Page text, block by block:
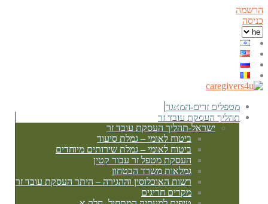
הרשמה
כניסה
מטפלים זרים-המאגר
תהליך העסקת עובד זר
ישראל-תהליך העסקת עובד זר
ביטוח לאומי – גמלת סיעוד
ביטוח לאומי – גמלת שירותים מיוחדים
העסקת מטפל זר עבור קטין
גמלאות משרד הבטחון
רשות האוכלוסין וההגירה – היתר העסקת עובד זר
מקרים חריגים